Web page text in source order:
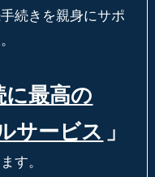
続きを親身にサポ
最高の
サービス 」
す。